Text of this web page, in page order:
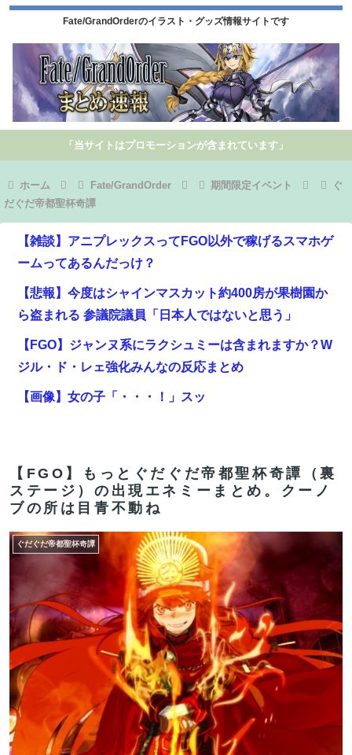
Fate/GrandOrderのイラスト・グッズ情報サイトです
「当サイトはプロモーションが含まれています」
ホーム Fate/GrandOrder 期間限定イベント
ぐ
だぐだ帝都聖杯奇譚
【雑談】アニプレックスってFGO以外で稼げるスマホゲ
ームってあるんだっけ？
【悲報】今度はシャインマスカット約400房が果樹園か
ら盗まれる 参議院議員「日本人ではないと思う」
【FGO】ジャンヌ系にラクシュミーは含まれますか？W
ジル・ド・レェ強化みんなの反応まとめ
【画像】女の子「・・・！」スッ
共産主義、社会主義「必ず失敗します」資本主義「必ず
少子化します」
PLAMATEA Fate/Grand Order シールダー/マシュ・キ
リエライト〔オルテナウス〕プラモデル[マックスファ
クトリー]が予約受付開始
【韓国サッカー協会】外国人審判約10人に性的接待か
計1496回、約2億ウォン（約2200万円）
【FGO】再臨状態でバフ受けれる受けれないが困る
【FGO】金時といい勝負。クーフーリン・オルタ強化み
んなの反応まとめ
【FGO】スルトくんは保険に使えたのかね実際
【FGO】もっとぐだぐだ帝都聖杯奇譚（裏
ステージ）の出現エネミーまとめ。クーノ
ブの所は目青不動ね
ぐだぐだ帝都聖杯奇譚